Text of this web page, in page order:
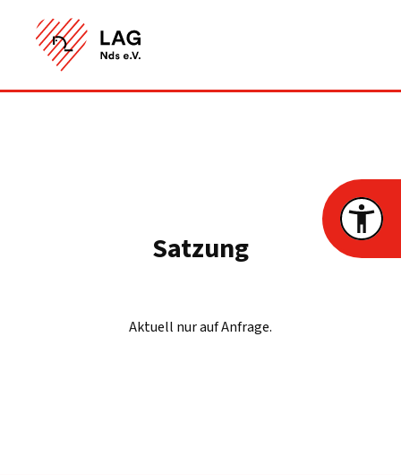
Satzung
Aktuell nur auf Anfrage.